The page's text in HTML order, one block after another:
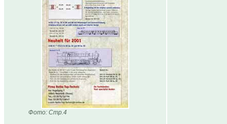
Фото: Стр.4